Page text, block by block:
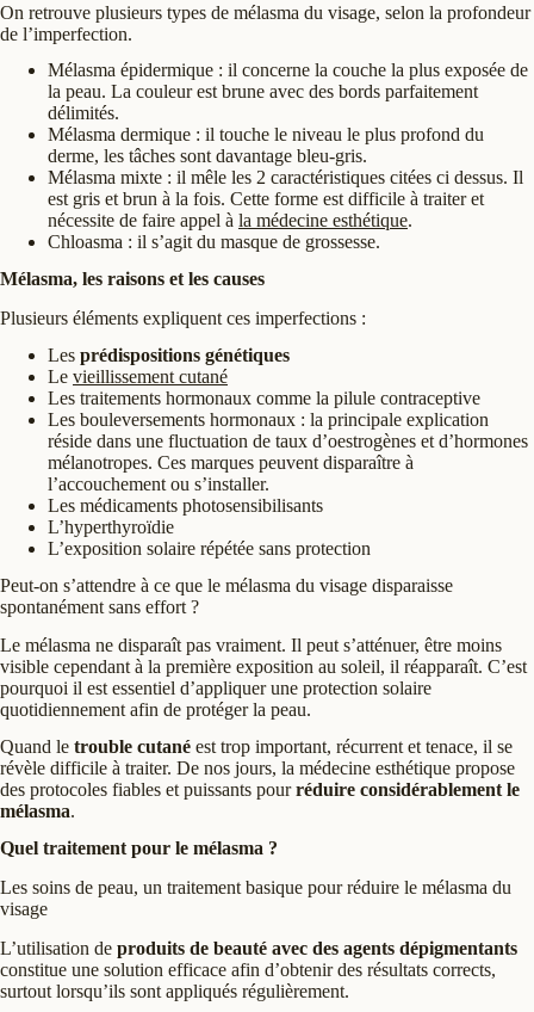
On retrouve plusieurs types de mélasma du visage, selon la profondeur
de l’imperfection.
Mélasma épidermique : il concerne la couche la plus exposée de
la peau. La couleur est brune avec des bords parfaitement
délimités.
Mélasma dermique : il touche le niveau le plus profond du
derme, les tâches sont davantage bleu-gris.
Mélasma mixte : il mêle les 2 caractéristiques citées ci dessus. Il
est gris et brun à la fois. Cette forme est difficile à traiter et
nécessite de faire appel à la médecine esthétique.
Chloasma : il s’agit du masque de grossesse.
Mélasma, les raisons et les causes
Plusieurs éléments expliquent ces imperfections :
Les prédispositions génétiques
Le vieillissement cutané
Les traitements hormonaux comme la pilule contraceptive
Les bouleversements hormonaux : la principale explication
réside dans une fluctuation de taux d’oestrogènes et d’hormones
mélanotropes. Ces marques peuvent disparaître à
l’accouchement ou s’installer.
Les médicaments photosensibilisants
L’hyperthyroïdie
L’exposition solaire répétée sans protection
Peut-on s’attendre à ce que le mélasma du visage disparaisse
spontanément sans effort ?
Le mélasma ne disparaît pas vraiment. Il peut s’atténuer, être moins
visible cependant à la première exposition au soleil, il réapparaît. C’est
pourquoi il est essentiel d’appliquer une protection solaire
quotidiennement afin de protéger la peau.
Quand le trouble cutané est trop important, récurrent et tenace, il se
révèle difficile à traiter. De nos jours, la médecine esthétique propose
des protocoles fiables et puissants pourréduire considérablement le
mélasma.
Quel traitement pour le mélasma ?
Les soins de peau, un traitement basique pour réduire le mélasma du
visage
L’utilisation de produits de beauté avec des agents dépigmentants
constitue une solution efficace afin d’obtenir des résultats corrects,
surtout lorsqu’ils sont appliqués régulièrement.